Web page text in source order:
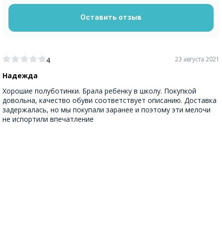
4
Надежда
23 августа 2021
Хорошие полуботинки. Брала ребенку в школу. Покупкой
довольна, качество обуви соответствует описанию. Доставка
задержалась, но мы покупали заранее и поэтому эти мелочи
не испортили впечатление
Оставить отзыв